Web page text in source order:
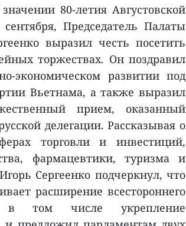
80-летия Августовской
Председатель Палаты
выразил честь посетить
торжествах. Он поздравил
экономическом развитии под
Вьетнама, а также выразил
прием, оказанный
делегации. Рассказывая о
торговли и инвестиций,
фармацевтики, туризма и
Сергеенко подчеркнул, что
расширение всестороннего
в том числе укрепление